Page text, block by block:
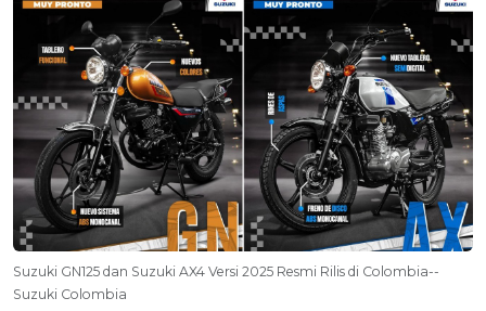
Suzuki GN125 dan Suzuki AX4 Versi 2025 Resmi Rilis di Colombia--
Suzuki Colombia